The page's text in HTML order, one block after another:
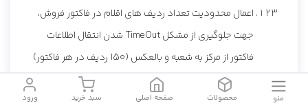
منو محصولات صفحه اصلی سبد خرید ورود
اعمال محدودیت تعداد ردیف های اقلام در فاکتور فروش،
جهت جلوگیری از مشکل TimeOut شدن انتقال اطلاعات
فاکتور از مرکز به شعبه و بالعکس (150 ردیف در هر فاکتور)
بستن و باز کردن مجدد نرم افزار VipThreads وقتی که ارتباط
نرم افزار با دیتابیس گم می شود و تلاش برای برقراری ارتباط